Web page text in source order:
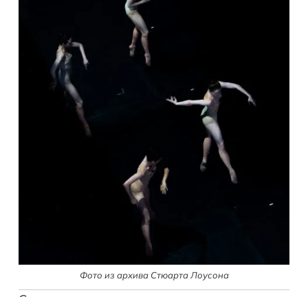
Фото из архива Стюарта Лоусона